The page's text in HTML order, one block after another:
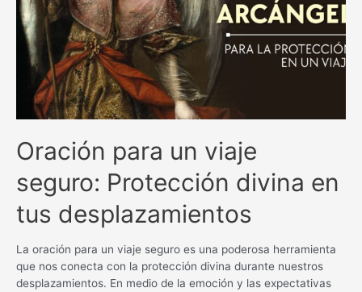
inigualable.
Oración para un viaje
seguro: Protección divina en
tus desplazamientos
La oración para un viaje seguro es una poderosa herramienta
que nos conecta con la protección divina durante nuestros
desplazamientos. En medio de la emoción y las expectativas